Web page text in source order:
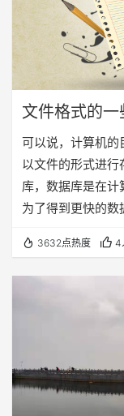
文件格式的
可以说，计算机的
以文件的形式进
库，数据库是在
为了得到更快的数
可以写一个程序
找到那一条数据。
你再遍历，速度
引、优化数据存
数据检索的速度
3632点热度 4